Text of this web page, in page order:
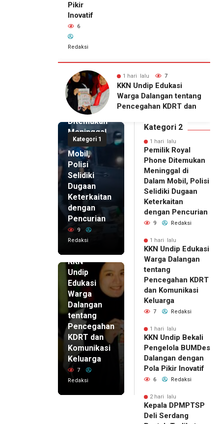
Pikir
Inovatif
6
Redaksi
1 hari lalu 6
KKN Undip Bekali
Pengelola BUMDes
Dalangan dengan Pola
Kategori 1
1 hari lalu
Pemilik
Royal
Phone
Ditemukan
Meninggal
di Dalam
Mobil,
Polisi
Selidiki
Dugaan
Keterkaitan
dengan
Pencurian
9
Redaksi
KKN
Undip
Edukasi
Warga
Dalangan
tentang
Pencegahan
KDRT dan
Komunikasi
Keluarga
7
Redaksi
Kategori 2
1 hari lalu
Pemilik Royal
Phone Ditemukan
Meninggal di
Dalam Mobil, Polisi
Selidiki Dugaan
Keterkaitan
dengan Pencurian
9 Redaksi
1 hari lalu
KKN Undip Edukasi
Warga Dalangan
tentang
Pencegahan KDRT
dan Komunikasi
Keluarga
7 Redaksi
1 hari lalu
KKN Undip Bekali
Pengelola BUMDes
Dalangan dengan
Pola Pikir Inovatif
6 Redaksi
2 hari lalu
Kepala DPMPTSP
Deli Serdang